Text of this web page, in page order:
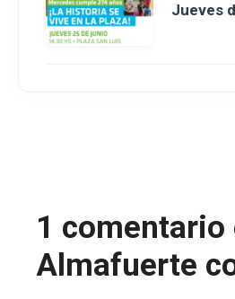
Jueves
1 comentario
Almafuerte